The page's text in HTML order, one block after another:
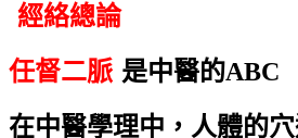
經絡總論
任督二脈 是中醫的ABC
在中醫學理中，人體的